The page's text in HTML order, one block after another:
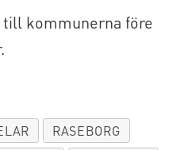
till kommunerna före
RASEBORG